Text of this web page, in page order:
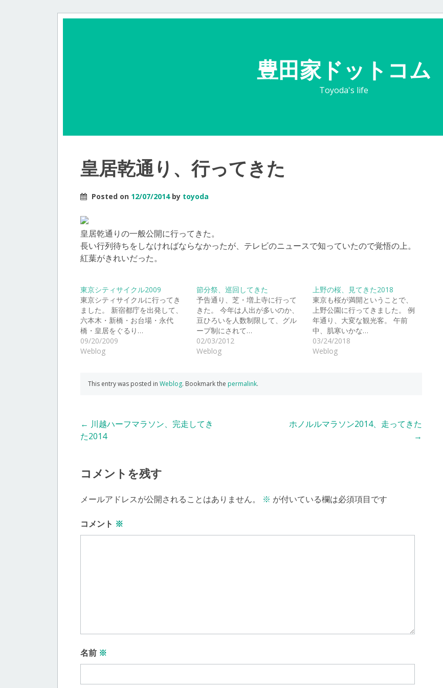
豊田家ドットコム
Toyoda's life
皇居乾通り、行ってきた
Posted on 12/07/2014by toyoda
皇居乾通りの一般公開に行ってきた。
長い行列待ちをしなければならなかったが、テレビのニュースで知っていたので覚悟の上。
紅葉がきれいだった。
東京シティサイクル2009
東京シティサイクルに行ってき
ました。 新宿都庁を出発して、
六本木・新橋・お台場・永代
橋・皇居をぐるり…
09/20/2009
Weblog
節分祭、巡回してきた
予告通り、芝・増上寺に行って
きた。 今年は人出が多いのか、
豆ひろいを人数制限して、グル
ープ制にされて…
02/03/2012
Weblog
上野の桜、見てきた2018
東京も桜が満開ということで、
上野公園に行ってきました。 例
年通り、大変な観光客。 午前
中、肌寒いかな…
03/24/2018
Weblog
This entry was posted in Weblog. Bookmark the permalink.
Post
navigation
← 川越ハーフマラソン、完走してき
た2014
ホノルルマラソン2014、走ってきた
→
コメントを残す
メールアドレスが公開されることはありません。 ※ が付いている欄は必須項目です
コメント ※
名前 ※